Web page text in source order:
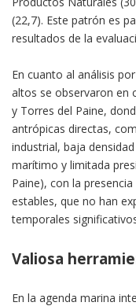
(22,7). Este patrón es
resultados de la
En cuanto al análisis
altos se observaron en
y Torres del Paine,
antrópicas directas,
industrial, baja
marítimo y limitada
Paine), con la
estables, que no han
temporales
Valiosa
En la agenda marina